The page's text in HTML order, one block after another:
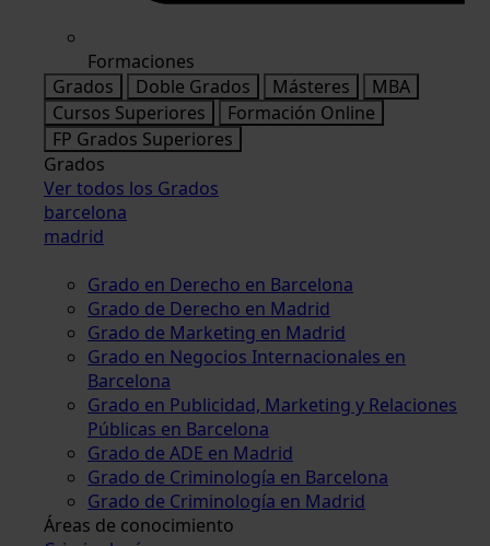
Formaciones
Grados
Doble Grados Másteres
MBA
Cursos Superiores
Formación Online
FP Grados Superiores
Grados
Ver todos los Grados
barcelona
madrid
Grado en Derecho en Barcelona
Grado de Derecho en Madrid
Grado de Marketing en Madrid
Grado en Negocios Internacionales en
Barcelona
Grado en Publicidad, Marketing y Relaciones
Públicas en Barcelona
Grado de ADE en Madrid
Grado de Criminología en Barcelona
Grado de Criminología en Madrid
Áreas de conocimiento